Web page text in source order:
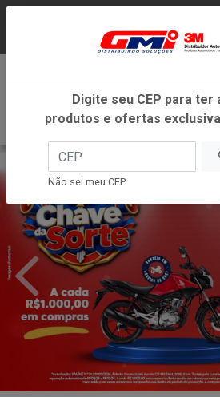
DENTRO DO ESTADO DE
Digite seu CEP para ter
produtos e ofertas
Não sei meu CEP